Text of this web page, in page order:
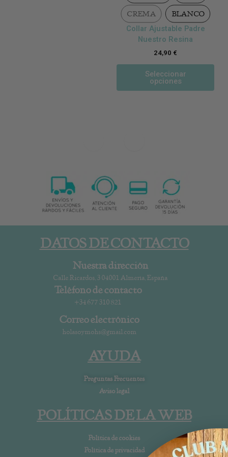
CREMA BLANCO
Collar Ajustable Padre
Nuestro Resina
24,90 €
Seleccionar
opciones
DATOS DE CONTACTO
Nuestra dirección
Calle Ricardos, 3 04001 Almería, España
Teléfono de contacto
+34 677 310 821
Correo electrónico
holasoymohs@gmail.com
AYUDA
Preguntas Frecuentes
Aviso legal
POLÍTICAS DE LA WEB
Política de cookies
Política de privacidad